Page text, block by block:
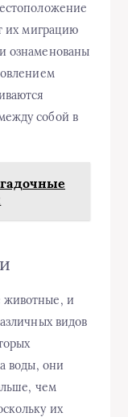
их миграцию
ознаменованы
собой в
животные, и
видов
воды, они
чем
их